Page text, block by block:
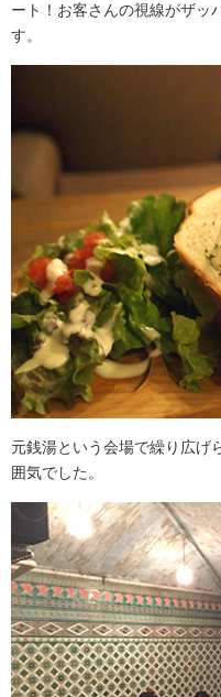
ート！お客さんの視線がザッ
す。
元銭湯という会場で繰り広げ
囲気でした。